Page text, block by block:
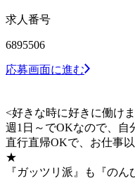
求人番号
6895506
応募画面に進む
<好きな時に好きに働け
週1日～でOKなので、自
直行直帰OKで、お仕事
★
『ガッツリ派』も『の